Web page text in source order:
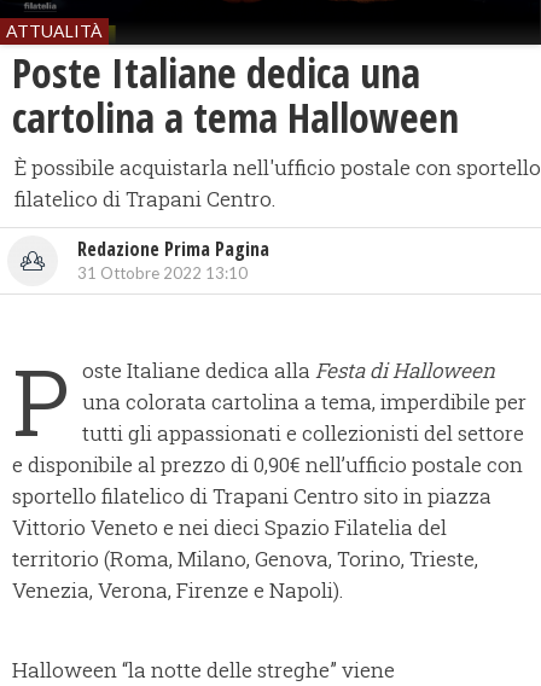
ATTUALITÀ
Poste Italiane dedica una
cartolina a tema Halloween
È possibile acquistarla nell'ufficio postale con sportello
filatelico di Trapani Centro.
Redazione Prima Pagina
31 Ottobre 2022 13:10
P oste Italiane dedica alla Festa di Halloween
una colorata cartolina a tema, imperdibile per
tutti gli appassionati e collezionisti del settore
e disponibile al prezzo di 0,90€ nell’ufficio postale con
sportello filatelico di Trapani Centro sito in piazza
Vittorio Veneto e nei dieci Spazio Filatelia del
territorio (Roma, Milano, Genova, Torino, Trieste,
Venezia, Verona, Firenze e Napoli).
Halloween “la notte delle streghe” viene